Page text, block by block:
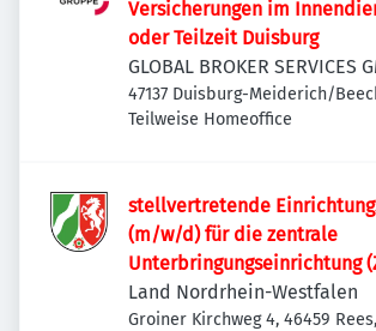
Versicherungen im
oder Teilzeit Duisburg
GLOBAL BROKER SERVICES
47137 Duisburg-Meiderich/
Deutschland
Teilweise Homeoffice
stellvertretende
(m/w/d) für die zentrale
Unterbringungseinrichtung
Land Nordrhein-Westfalen
Groiner Kirchweg 4, 46459 Rees,